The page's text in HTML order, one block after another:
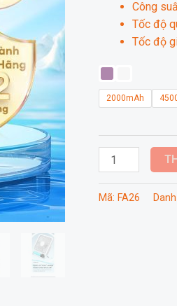
Công
Tốc độ
Tốc độ
2000mAh
Quạt
tích
Mã: FA26